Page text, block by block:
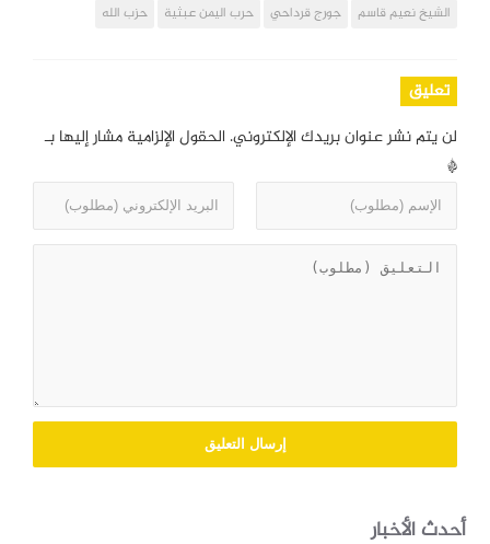
الشيخ نعيم قاسم جورج قرداحي حرب اليمن عبثية حزب الله
تعليق
لن يتم نشر عنوان بريدك الإلكتروني. الحقول الإلزامية مشار إليها بـ
*
أحدث الأخبار